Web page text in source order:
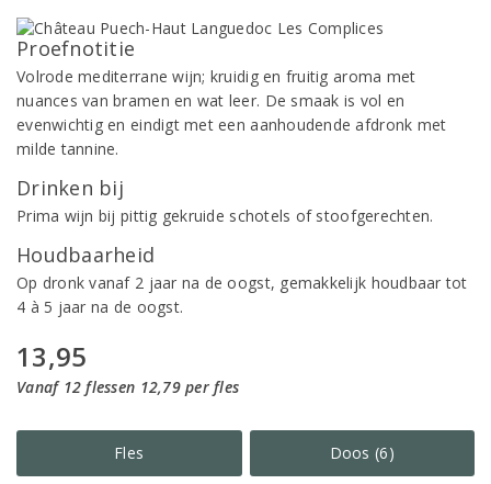
Proefnotitie
Volrode mediterrane wijn; kruidig en fruitig aroma met
nuances van bramen en wat leer. De smaak is vol en
evenwichtig en eindigt met een aanhoudende afdronk met
milde tannine.
Drinken bij
Prima wijn bij pittig gekruide schotels of stoofgerechten.
Houdbaarheid
Op dronk vanaf 2 jaar na de oogst, gemakkelijk houdbaar tot
4 à 5 jaar na de oogst.
13,95
Vanaf 12 flessen 12,79 per fles
Fles Doos (6)